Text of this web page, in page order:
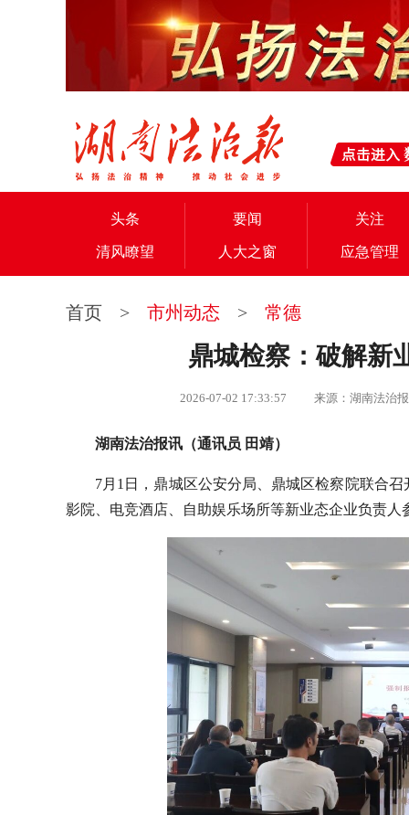
头条 要闻 关注
清风瞭望 人大之窗 应急管理
首页 > 市州动态 > 常德
鼎城检察：破解新
2026-07-02 17:33:57 来源：湖南法治
湖南法治报讯（通讯员 田靖）
7月1日，鼎城区公安分局、鼎城区检察院联合
影院、电竞酒店、自助娱乐场所等新业态企业负责人